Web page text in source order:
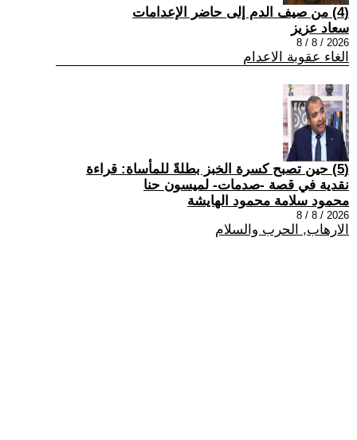
(4) من صيف الدم إلى حاضر الإعدامات
سعاد عزيز
2026 / 8 / 8
الغاء عقوبة الاعدام
(5) حين تصبح كسرة الخبز بطلةً للمأساة: قراءة
نقدية في قصة -صدمات- لميسون حنا
محمود سلامة محمود الهايشة
2026 / 8 / 8
الارهاب, الحرب والسلام